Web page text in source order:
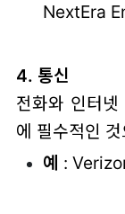
NextEra
4. 통신
전화와 인터
에 필수적인
예 :